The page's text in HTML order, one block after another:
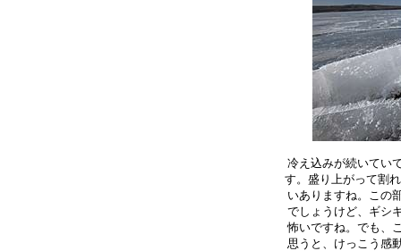
冷え込みが続いてい
す。盛り上がって割
いありますね。この
でしょうけど、ギシ
怖いですね。でも、
思うと、けっこう感